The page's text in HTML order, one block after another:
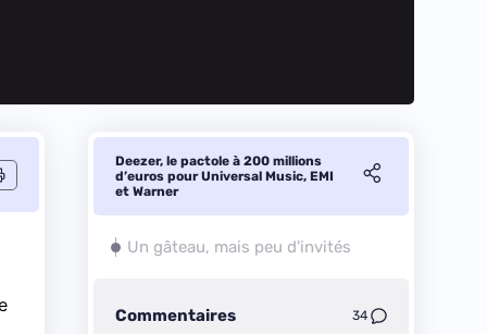
Deezer, le pactole à 200 millions
d’euros pour Universal Music, EMI
et Warner
Un gâteau, mais peu d'invités
Commentaires 34